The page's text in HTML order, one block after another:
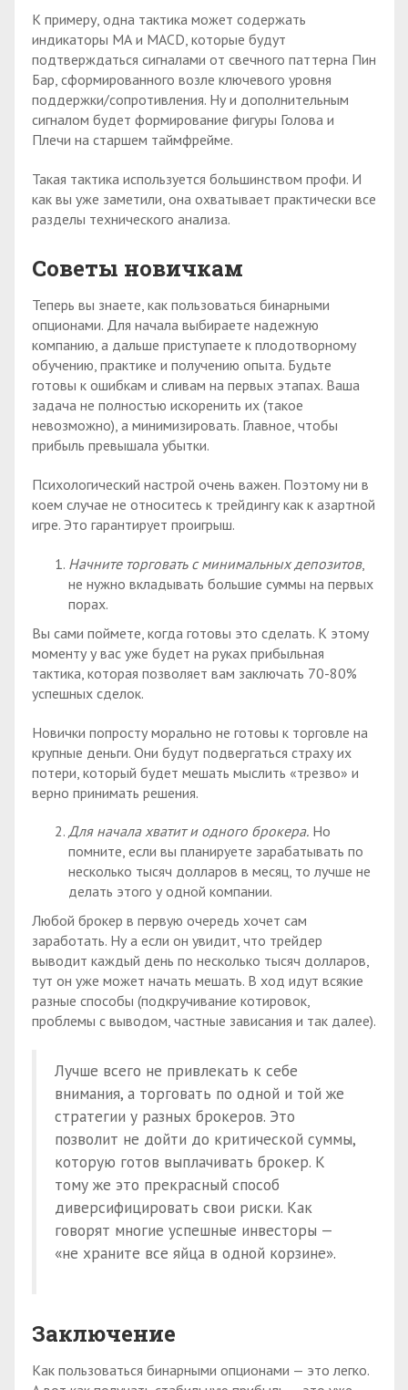
К примеру, одна тактика может содержать
индикаторы МА и MACD, которые будут
подтверждаться сигналами от свечного паттерна Пин
Бар, сформированного возле ключевого уровня
поддержки/сопротивления. Ну и дополнительным
сигналом будет формирование фигуры Голова и
Плечи на старшем таймфрейме.
Такая тактика используется большинством профи. И
как вы уже заметили, она охватывает практически все
разделы технического анализа.
Советы новичкам
Теперь вы знаете, как пользоваться бинарными
опционами. Для начала выбираете надежную
компанию, а дальше приступаете к плодотворному
обучению, практике и получению опыта. Будьте
готовы к ошибкам и сливам на первых этапах. Ваша
задача не полностью искоренить их (такое
невозможно), а минимизировать. Главное, чтобы
прибыль превышала убытки.
Психологический настрой очень важен. Поэтому ни в
коем случае не относитесь к трейдингу как к азартной
игре. Это гарантирует проигрыш.
Начните торговать с минимальных депозитов,
не нужно вкладывать большие суммы на первых
порах.
Вы сами поймете, когда готовы это сделать. К этому
моменту у вас уже будет на руках прибыльная
тактика, которая позволяет вам заключать 70-80%
успешных сделок.
Новички попросту морально не готовы к торговле на
крупные деньги. Они будут подвергаться страху их
потери, который будет мешать мыслить «трезво» и
верно принимать решения.
Для начала хватит и одного брокера. Но
помните, если вы планируете зарабатывать по
несколько тысяч долларов в месяц, то лучше не
делать этого у одной компании.
Любой брокер в первую очередь хочет сам
заработать. Ну а если он увидит, что трейдер
выводит каждый день по несколько тысяч долларов,
тут он уже может начать мешать. В ход идут всякие
разные способы (подкручивание котировок,
проблемы с выводом, частные зависания и так далее).
Лучше всего не привлекать к себе
внимания, а торговать по одной и той же
стратегии у разных брокеров. Это
позволит не дойти до критической суммы,
которую готов выплачивать брокер. К
тому же это прекрасный способ
диверсифицировать свои риски. Как
говорят многие успешные инвесторы —
«не храните все яйца в одной корзине».
Заключение
Как пользоваться бинарными опционами — это легко.